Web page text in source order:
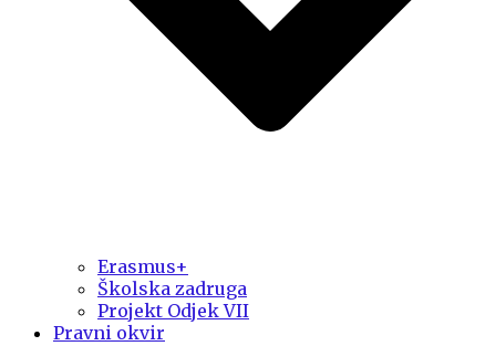
Erasmus+
Školska zadruga
Projekt Odjek VII
Pravni okvir